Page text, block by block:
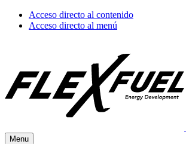
Acceso directo al contenido
Acceso directo al menú
Menu